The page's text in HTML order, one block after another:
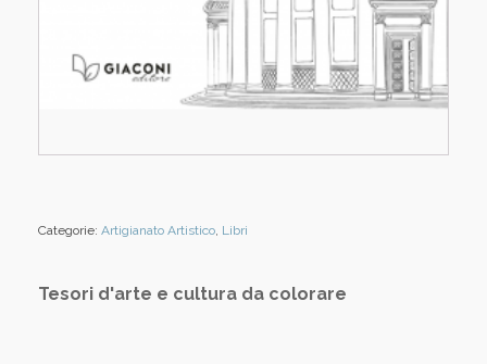
Categorie: Artigianato Artistico Libri
Tesori d'arte e cultura da colorare